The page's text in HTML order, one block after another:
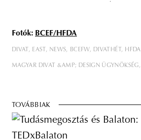
Fotók: BCEF/HFDA
DIVAT EAST NEWS BCEFW DIVATHÉT HFDA
MAGYAR DIVAT &AMP; DESIGN ÜGYNÖKSÉG
TOVÁBBIAK